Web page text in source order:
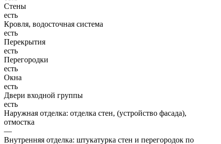
Стены
есть
Кровля, водосточная система
есть
Перекрытия
есть
Перегородки
есть
Окна
есть
Двери входной группы
есть
Наружная отделка: отделка стен, (устройство фасада),
отмостка
—
Внутренняя отделка: штукатурка стен и перегородок по